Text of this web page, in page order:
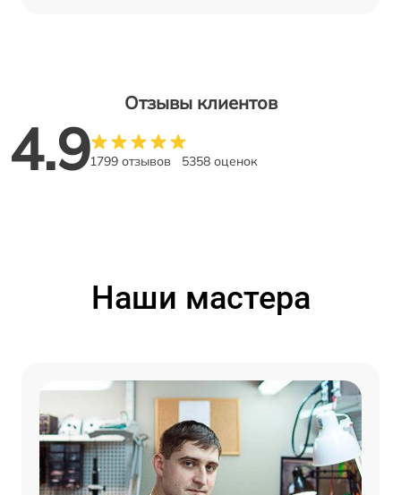
Отзывы клиентов
4.91799 отзывов 5358 оценок
Наши мастера